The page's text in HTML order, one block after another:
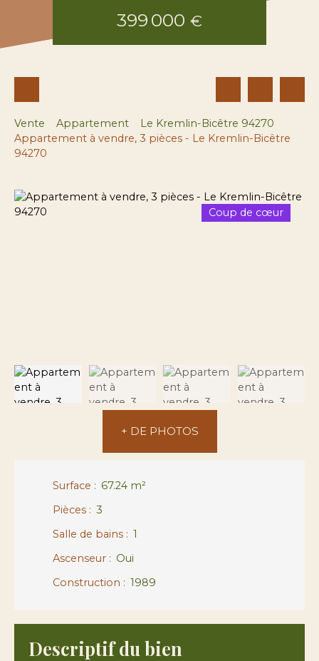
399 000 €
Vente Appartement
Le Kremlin-Bicêtre 94270
Appartement à vendre, 3 pièces - Le Kremlin-Bicêtre
94270
Coup de cœur
+ DE PHOTOS
Surface : 67.24 m²
Pièces : 3
Salle de bains : 1
Ascenseur : Oui
Construction : 1989
Descriptif du bien